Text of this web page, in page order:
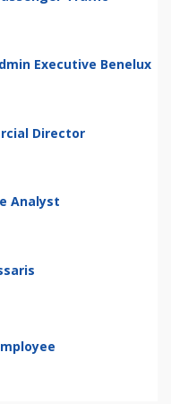
Executive Benelux
Director
Analyst